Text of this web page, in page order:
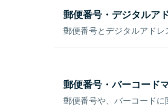
郵便番号・デジタルア
郵便番号とデジタルアドレ
郵便番号・バーコード
郵便番号や、バーコードに